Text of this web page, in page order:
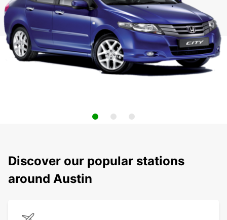
Discover our popular stations
around Austin